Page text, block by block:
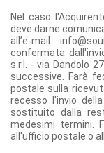
Nel caso
deve darne
all’e-mail
confermata
s.r.l. - via Dandolo
successive. Farà
postale sulla
recesso l'invio
sostituito dalla
medesimi termini.
all'ufficio postale o